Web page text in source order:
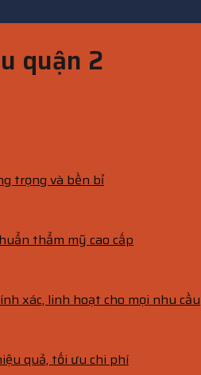
quận 2
trọng và bền bỉ
thẩm mỹ cao cấp
xác, linh hoạt cho mọi nhu cầu
quả, tối ưu chi phí